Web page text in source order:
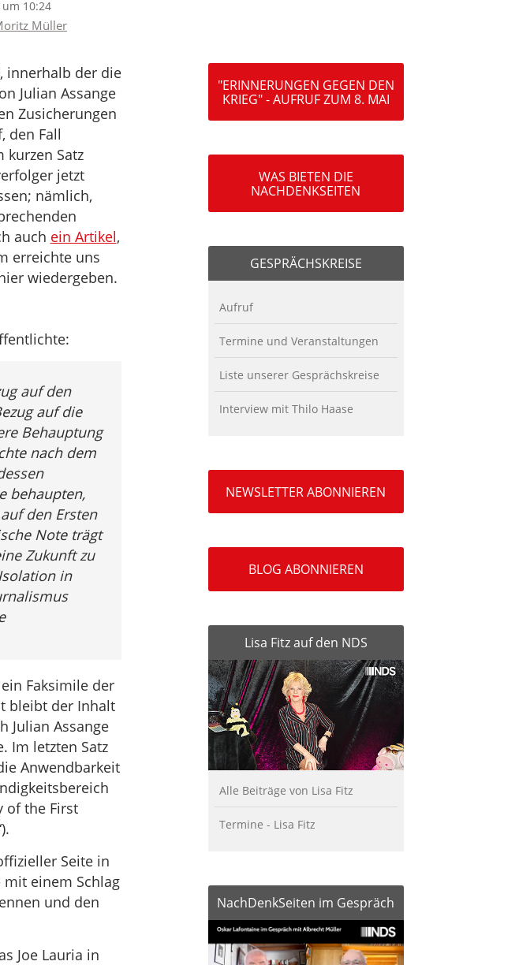
10:24
Müller
innerhalb der die
Julian Assange
Zusicherungen
den Fall
kurzen Satz
jetzt
nämlich,
auch ein Artikel,
erreichte uns
wiedergeben.
auf den
auf die
Behauptung
nach dem
behaupten,
den Ersten
Note trägt
Zukunft zu
in
Faksimile der
bleibt der Inhalt
Julian Assange
Im letzten Satz
Anwendbarkeit
of the First
Seite in
mit einem Schlag
und den
Joe Lauria in
"ERINNERUNGEN GEGEN DEN
KRIEG" - AUFRUF ZUM 8. MAI
WAS BIETEN DIE
NACHDENKSEITEN
GESPRÄCHSKREISE
Aufruf
Termine und Veranstaltungen
Liste unserer Gesprächskreise
Interview mit Thilo Haase
NEWSLETTER ABONNIEREN
BLOG ABONNIEREN
Lisa Fitz auf den NDS
Alle Beiträge von Lisa Fitz
Termine - Lisa Fitz
NachDenkSeiten im Gespräch